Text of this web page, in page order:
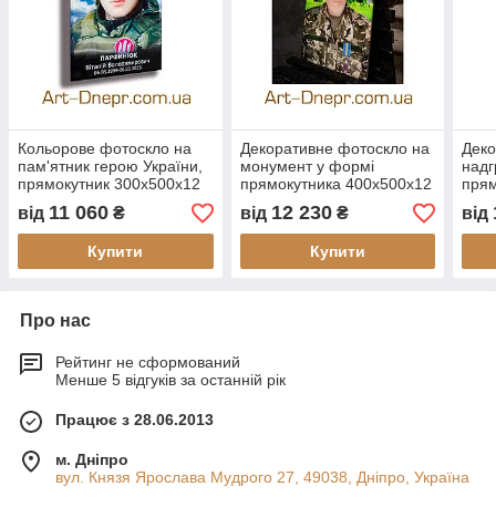
Кольорове фотоскло на
пам'ятник герою України,
прямокутник 300х500х12
мм
від 11 060 ₴
Купити
Декоративне фотоскло на
монумент у формі
прямокутника 400х500х12
мм
від 12 230₴
Купити
мм
від
Про нас
Рейтинг не сформований
Менше 5 відгуків за останній рік
Працює з 28.06.2013
м. Дніпро
вул. Князя Ярослава Мудрого 27, 49038, Дніпро, Україна